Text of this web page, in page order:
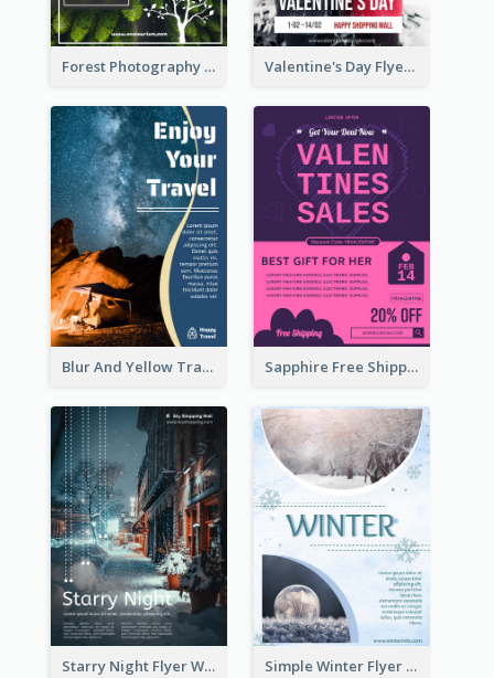
Forest Photography Flyer Of ECO Tourism Valentine's Day Flyer With Photo Of Couple
Blur And Yellow Travelling Flyer Decorated With Photo Sapphire Free Shipping Flyer Design Ideas
Starry Night Flyer With Street View Simple Winter Flyer With Snow Decorations